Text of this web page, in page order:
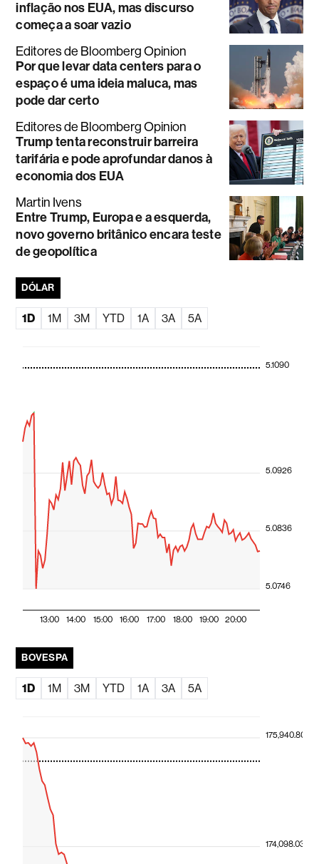
inflação nos EUA, mas discurso
começa a soar vazio
Editores de Bloomberg Opinion
Por que levar data centers para o
espaço é uma ideia maluca, mas
pode dar certo
Editores de Bloomberg Opinion
Trump tenta reconstruir barreira
tarifária e pode aprofundar danos à
economia dos EUA
Martin Ivens
Entre Trump, Europa e a esquerda,
novo governo britânico encara teste
de geopolítica
DÓLAR
1D 1M 3M YTD 1A 3A 5A
13:00 14:00 15:00 16:00 17:00 18:00 19:00 20:00
5.0746
5.0836
5.0926
5.1090
BOVESPA
1D 1M 3M YTD 1A 3A 5A
174,098.03
175,940.80